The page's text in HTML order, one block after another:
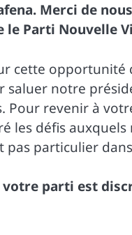
Merci de
Parti Nouvelle
cette
saluer notre
Pour revenir à
les défis
pas particulier
votre parti est